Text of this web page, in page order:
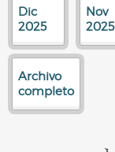
Dic
2025
Nov
2025
Archivo
completo